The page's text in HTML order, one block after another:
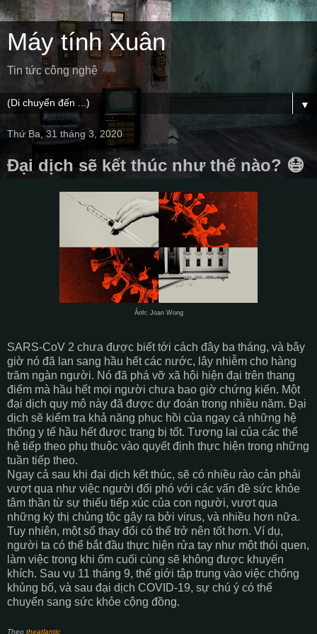
Máy tính Xuân
Tin tức công nghệ
▼
Thứ Ba, 31 tháng 3, 2020
Đại dịch sẽ kết thúc như thế nào? 😷
Ảnh: Joan Wong
SARS-CoV 2 chưa được biết tới cách đây ba tháng, và bây
giờ nó đã lan sang hầu hết các nước, lây nhiễm cho hàng
trăm ngàn người. Nó đã phá vỡ xã hội hiện đại trên thang
điểm mà hầu hết mọi người chưa bao giờ chứng kiến. Một
đại dịch quy mô này đã được dự đoán trong nhiều năm. Đại
dịch sẽ kiểm tra khả năng phục hồi của ngay cả những hệ
thống y tế hầu hết được trang bị tốt. Tương lai của các thế
hệ tiếp theo phụ thuộc vào quyết định thực hiện trong những
tuần tiếp theo.
Ngay cả sau khi đại dịch kết thúc, sẽ có nhiều rào cản phải
vượt qua như việc người đối phó với các vấn đề sức khỏe
tâm thần từ sự thiếu tiếp xúc của con người, vượt qua
những kỳ thị chủng tộc gây ra bởi virus, và nhiều hơn nữa.
Tuy nhiên, một số thay đổi có thể trở nên tốt hơn. Ví dụ,
người ta có thể bắt đầu thực hiện rửa tay như một thói quen,
làm việc trong khi ốm cuối cùng sẽ không được khuyến
khích. Sau vụ 11 tháng 9, thế giới tập trung vào việc chống
khủng bố, và sau đại dịch COVID-19, sự chú ý có thể
chuyển sang sức khỏe cộng đồng.
Theo theatlantic